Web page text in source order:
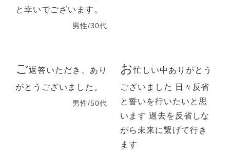
と幸いでございます。
男性/30代
ご返答いただき、あり
がとうございました。
男性/50代
お忙しい中ありがとう
ございました 日々反省
と誓いを行いたいと思
います 過去を反省しな
がら未来に繋げて行き
ます